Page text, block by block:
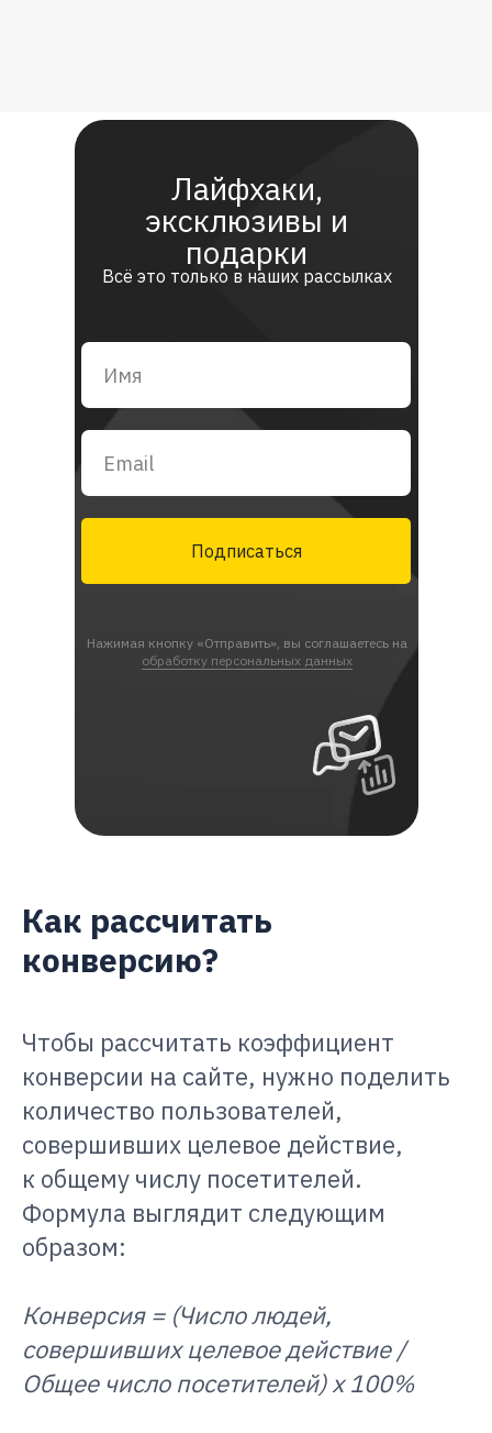
Всё это только в наших рассылках
Лайфхаки,
эксклюзивы и
подарки
Нажимая кнопку «Отправить», вы соглашаетесь на
обработку персональных данных
Подписаться
Как рассчитать
конверсию?
Чтобы рассчитать коэффициент
конверсии на сайте, нужно поделить
количество пользователей,
совершивших целевое действие,
к общему числу посетителей.
Формула выглядит следующим
образом:
Конверсия = (Число людей,
совершивших целевое действие /
Общее число посетителей) x 100%